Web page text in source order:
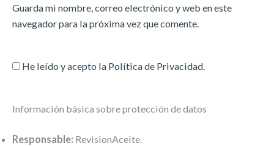
Guarda mi nombre, correo electrónico y web en este
navegador para la próxima vez que comente.
He leído y acepto la Política de Privacidad.
Información básica sobre protección de datos
Responsable: RevisionAceite.